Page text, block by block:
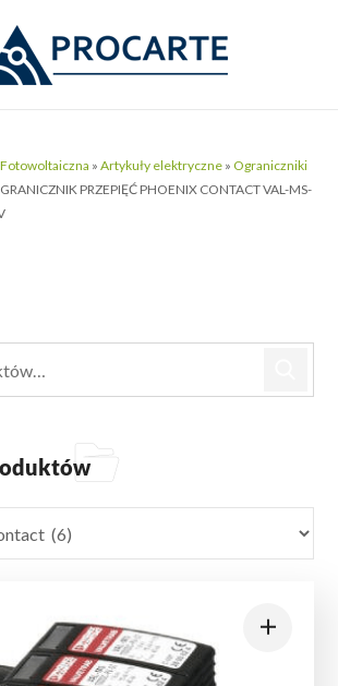
»Artykuły elektryczne » Ograniczniki
PRZEPIĘĆ PHOENIX CONTACT VAL-MS-